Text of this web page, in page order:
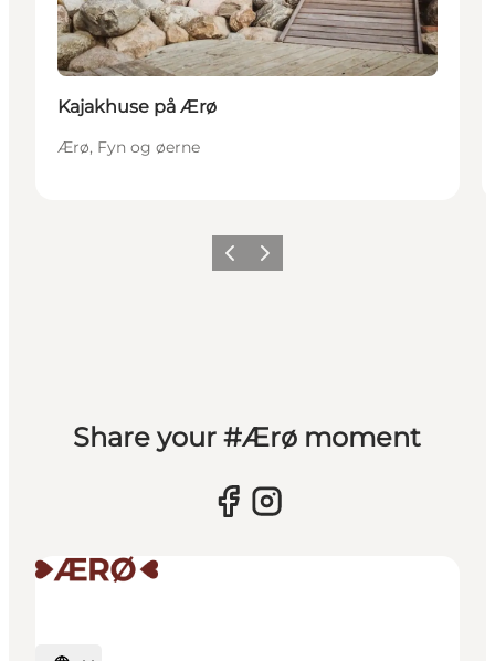
Kajakhuse på Ærø
Ærø, Fyn og øerne
ForrigeNæste
Share your #Ærø moment